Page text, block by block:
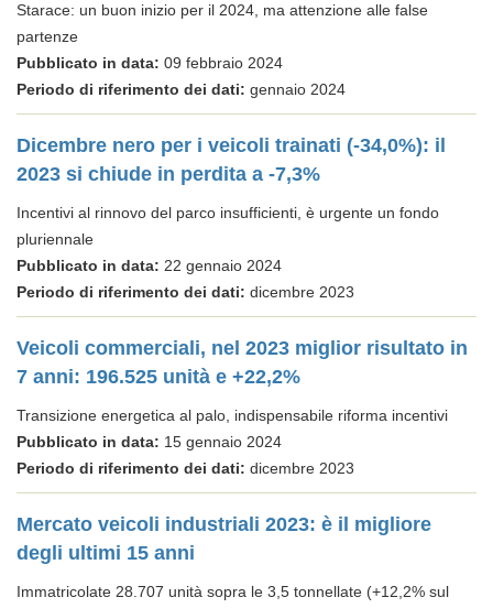
Starace: un buon inizio per il 2024, ma attenzione alle false
partenze
Pubblicato in data: 09 febbraio 2024
Periodo di riferimento dei dati: gennaio 2024
Dicembre nero per i veicoli trainati (-34,0%): il
2023 si chiude in perdita a -7,3%
Incentivi al rinnovo del parco insufficienti, è urgente un fondo
pluriennale
Pubblicato in data: 22 gennaio 2024
Periodo di riferimento dei dati: dicembre 2023
Veicoli commerciali, nel 2023 miglior risultato in
7 anni: 196.525 unità e +22,2%
Transizione energetica al palo, indispensabile riforma incentivi
Pubblicato in data: 15 gennaio 2024
Periodo di riferimento dei dati: dicembre 2023
Mercato veicoli industriali 2023: è il migliore
degli ultimi 15 anni
Immatricolate 28.707 unità sopra le 3,5 tonnellate (+12,2% sul